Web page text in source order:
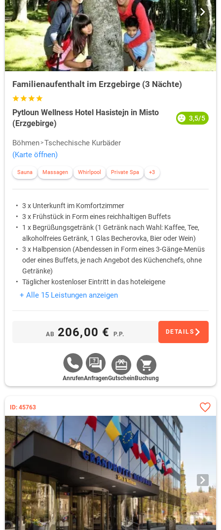
Familienaufenthalt im Erzgebirge (3 Nächte)
Pytloun Wellness Hotel Hasistejn in Misto
(Erzgebirge)
3,5/5
Böhmen Tschechische Kurbäder
(Karte öffnen)
Sauna Massagen Whirlpool Private Spa +3
3 x Unterkunft im Komfortzimmer
3 x Frühstück in Form eines reichhaltigen Buffets
1 x Begrüßungsgetränk (1 Getränk nach Wahl: Kaffee, Tee,
alkoholfreies Getränk, 1 Glas Becherovka, Bier oder Wein)
3 x Halbpension (Abendessen in Form eines 3-Gänge-Menüs
oder eines Buffets, je nach Angebot des Küchenchefs, ohne
Getränke)
Täglicher kostenloser Eintritt in das hoteleigene
Wellnesscenter von 08:00 bis 19:00 (Pool, finnische Sauna,
+ Alle 15 Leistungen anzeigen
AB 206,00 € P.P. DETAILS
AnrufenAnfragenGutschein Buchung
ID: 45763